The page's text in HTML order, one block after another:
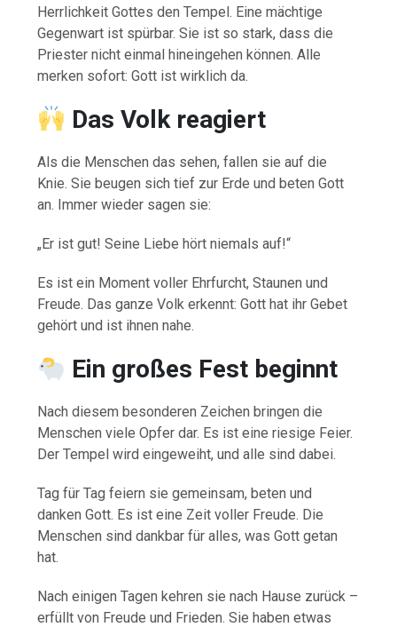
Herrlichkeit Gottes den Tempel. Eine mächtige
Gegenwart ist spürbar. Sie ist so stark, dass die
Priester nicht einmal hineingehen können. Alle
merken sofort: Gott ist wirklich da.
Das Volk reagiert
Als die Menschen das sehen, fallen sie auf die
Knie. Sie beugen sich tief zur Erde und beten Gott
an. Immer wieder sagen sie:
„Er ist gut! Seine Liebe hört niemals auf!“
Es ist ein Moment voller Ehrfurcht, Staunen und
Freude. Das ganze Volk erkennt: Gott hat ihr Gebet
gehört und ist ihnen nahe.
Ein großes Fest beginnt
Nach diesem besonderen Zeichen bringen die
Menschen viele Opfer dar. Es ist eine riesige Feier.
Der Tempel wird eingeweiht, und alle sind dabei.
Tag für Tag feiern sie gemeinsam, beten und
danken Gott. Es ist eine Zeit voller Freude. Die
Menschen sind dankbar für alles, was Gott getan
hat.
Nach einigen Tagen kehren sie nach Hause zurück –
erfüllt von Freude und Frieden. Sie haben etwas